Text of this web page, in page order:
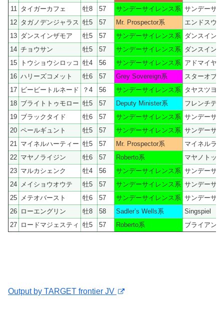
11 タイガーカフェ 牡8 57 サンデーサイレンス系 サンデーサ
12 タガノデンジャラス 牡5 57 Mr. Prospector系
エンドスウ
13 ダンスインザモア 牡5 57 サンデーサイレンス系 ダンスイン
14 チョウサン 牡5 57 サンデーサイレンス系 ダンスイン
15
トウショウシロッコ 牡4 56 サンデーサイレンス系 アドマイヤ
16 ハリーズコメット 牡6 57 Grey Sovereign系
スターオブ
17 ビービートルネード ？4 56 サンデーサイレンス系 タヤスツヨシ
18 ブライトトゥモロー 牡5 57 Deputy Minister系
フレンチデ
19 ブラックタイド 牡6 57 サンデーサイレンス系 サンデーサ
20 ペールギュント 牡5 57 サンデーサイレンス系 サンデーサ
21 マイネルハーティー 牡5 57 Mr. Prospector系
マイネルラヴ
22 マヤノライジン 牡6 57 Roberto系
マヤノトッ
23 マルカシェンク 牡4 56 サンデーサイレンス系 サンデーサ
24 メイショウオウテ 牡5 57 サンデーサイレンス系 サンデーサ
25 メテオバースト 牡6 57 サンデーサイレンス系 サンデーサ
26 ローエングリン 牡8 58 Sadler’s Wells系
Singspiel
27 ロードマジェスティ 牡5 57 Roberto系 ブライアン
Output by TARGET frontier JV